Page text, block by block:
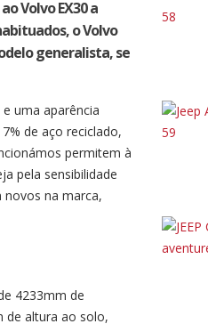
Volvo EX30 a
o Volvo
generalista, se
uma aparência
de aço reciclado,
permitem à
pela sensibilidade
novos na marca,
4233mm de
de altura ao solo,